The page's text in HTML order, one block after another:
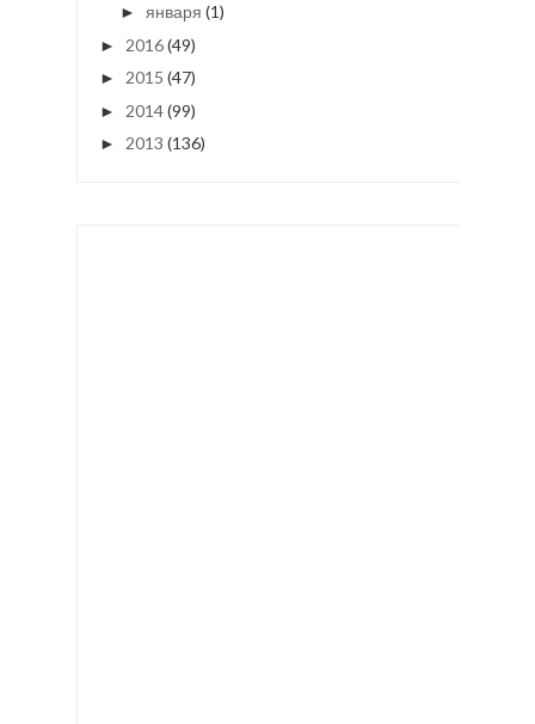
► января (1)
► 2016(49)
► 2015 (47)
► 2014(99)
► 2013 (136)